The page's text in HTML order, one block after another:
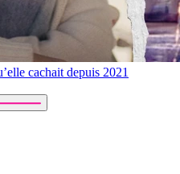
cachait depuis 2021